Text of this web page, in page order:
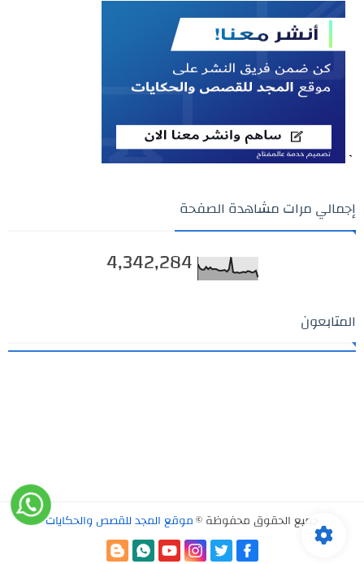
`
إجمالي مرات مشاهدة الصفحة
4,342,284
المتابعون
جميع الحقوق محفوظة ©موقع المجد للقصص والحكايات